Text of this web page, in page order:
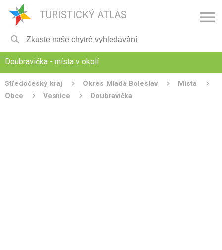
TURISTICKÝ ATLAS 

Doubravička - místa v okolí
Středočeský kraj Okres Mladá Boleslav
Místa
Obce
Vesnice Doubravička